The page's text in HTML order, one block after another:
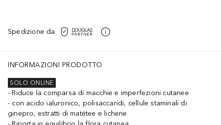
Spedizione da
INFORMAZIONI PRODOTTO
SOLO ONLINE
Riduce la comparsa di macchie e imperfezioni cutanee
con acido ialuronico, polisaccaridi, cellule staminali di
ginepro, estratti di matétee e lichene